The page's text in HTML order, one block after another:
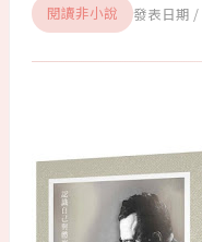
閱讀非小說